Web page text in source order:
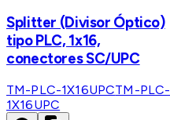
Splitter (Divisor Óptico)
tipo PLC, 1x16,
conectores SC/UPC
TM-PLC-1X16UPCTM-PLC-
1X16UPC